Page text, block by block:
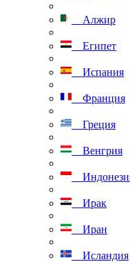
Алжир
Египет
Испания
Франция
Греция
Венгрия
Ирак
Иран
Исландия